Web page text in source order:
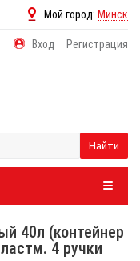
Мой город: Минск
Вход Регистрация
Найти
40л (контейнер
4 ручки